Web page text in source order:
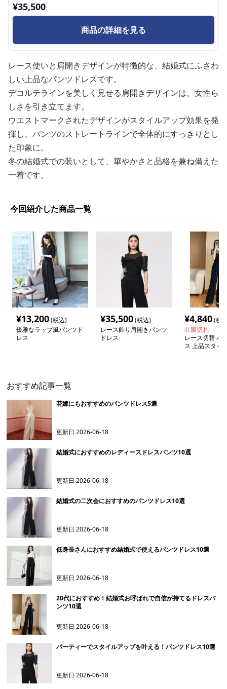
¥35,500
商品の詳細を見る
レース使いと肩開きデザインが特徴的な、結婚式にふさわ
しい上品なパンツドレスです。
デコルテラインを美しく見せる肩開きデザインは、女性ら
しさを引き立てます。
ウエストマークされたデザインがスタイルアップ効果を発
揮し、パンツのストレートラインで全体的にすっきりとし
た印象に。
冬の結婚式での装いとして、華やかさと品格を兼ね備えた
一着です。
今回紹介した商品一覧
¥13,200(税込)
優雅なラップ風パンツド
レス
¥35,500(税込)
レース飾り肩開きパンツ
ドレス
¥4,840(税
在庫切れ
レース切替 パ
ス 上品スタイ
おすすめ記事一覧
花嫁にもおすすめのパンツドレス5選
更新日2026-06-18
結婚式におすすめのレディースドレスパンツ10選
更新日2026-06-18
結婚式の二次会におすすめのパンツドレス10選
更新日2026-06-18
低身長さんにおすすめ結婚式で使えるパンツドレス10選
更新日2026-06-18
20代におすすめ！結婚式お呼ばれで自信が持てるドレスパ
ンツ10選
更新日2026-06-18
パーティーでスタイルアップを叶える！パンツドレス10選
更新日2026-06-18